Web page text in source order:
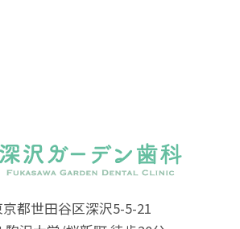
都世田谷区深沢5-5-21